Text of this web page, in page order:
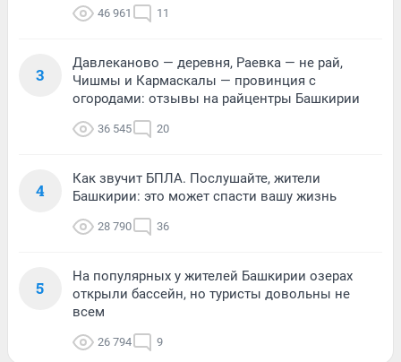
46 961 11
3
Давлеканово — деревня, Раевка — не рай,
Чишмы и Кармаскалы — провинция с
огородами: отзывы на райцентры Башкирии
36 545 20
4
Как звучит БПЛА. Послушайте, жители
Башкирии: это может спасти вашу жизнь
28 790 36
5
На популярных у жителей Башкирии озерах
открыли бассейн, но туристы довольны не
всем
26 794 9